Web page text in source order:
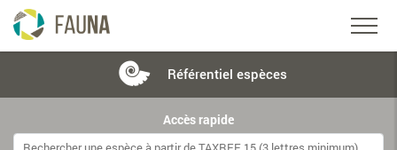
Référentiel espèces
Accès rapide